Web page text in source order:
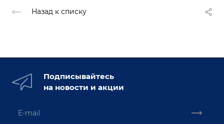
Назад к списку
Подписывайтесь
на новости и акции